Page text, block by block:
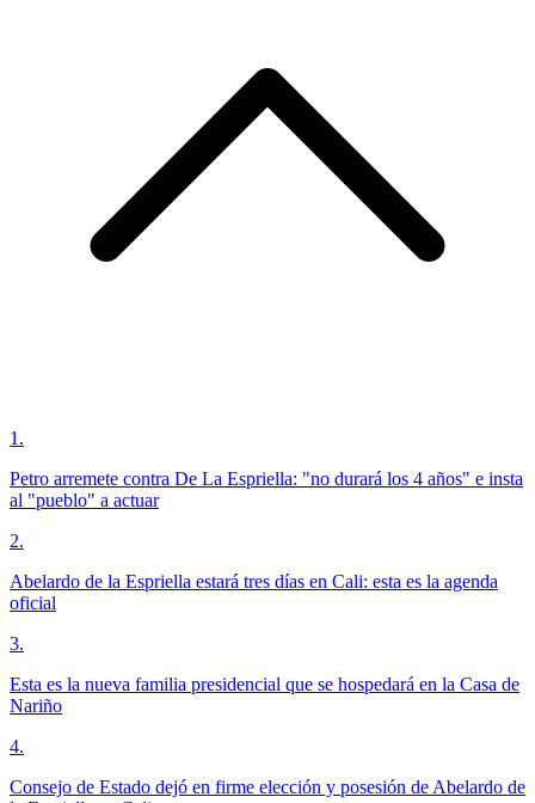
1 .
Petro arremete contra De La Espriella: "no durará los 4 años" e insta
al "pueblo" a actuar
2.
Abelardo de la Espriella estará tres días en Cali: esta es la agenda
oficial
3.
Esta es la nueva familia presidencial que se hospedará en la Casa de
Nariño
4.
Consejo de Estado dejó en firme elección y posesión de Abelardo de